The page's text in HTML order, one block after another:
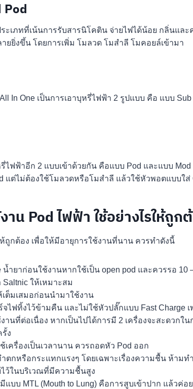
Pod
ะเภทที่เน้นการรับสารนิโคติน จ่ายไฟได้น้อย กลิ่นแล
ยยิ่งขึ้น โดยการเพิ่ม โมลวด โมสำลี โมคอยล์เข้ามา
In One เป็นการเอาบุหรี่ไฟฟ้า 2 รูปแบบ คือ แบบ
ไฟฟ้าอีก 2 แบบเข้าด้วยกัน คือแบบ Pod และแบบ
แต่ไม่ต้องใช้โมลวดหรือโมสำลี แล้วใช้หัวพอตแบบใ
าน Pod ไฟฟ้า ใช้อย่างไรให้ถู
ถูกต้อง เพื่อให้มีอายุการใช้งานที่นาน ควรทำดังนี้
น้ำยาก่อนใช้งานหากใช้เป็น open pod และควรรอ
Saltnic ให้เหมาะสม
เต็มเสมอก่อนนำมาใช้งาน
ไฟทิ้งไว้ข้ามคืน และไม่ใช้หัวปลั๊กแบบ Fast Charge
งานที่ต่อเนื่อง หากเป็นไปได้การมี 2 เครื่องจะสะดวก
ง
เครื่องเป็นเวลานาน ควรถอดหัว Pod ออก
ำตกหรือกระแทกแรงๆ โดยเฉพาะเรื่องความชื้น ห้าม
ไว้ในบริเวณที่มีความชื้นสูง
แบบ MTL (Mouth to Lung) คือการสูบเข้าปาก แล้วค่